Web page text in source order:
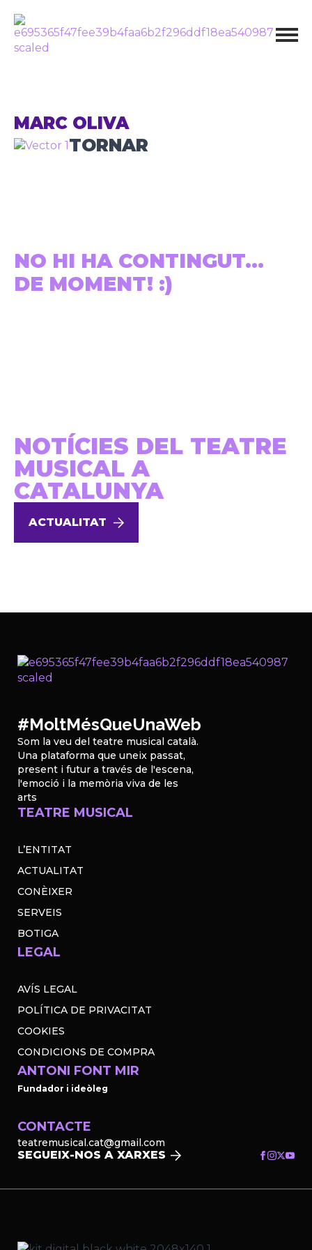
MARC OLIVA
TORNAR
NO HI HA CONTINGUT...
DE MOMENT! :)
NOTÍCIES DEL TEATRE
MUSICAL A
CATALUNYA
ACTUALITAT
#MoltMésQueUnaWeb
Som la veu del teatre musical català.
Una plataforma que uneix passat,
present i futur a través de l'escena,
l'emoció i la memòria viva de les
arts
TEATRE MUSICAL
L’ENTITAT
ACTUALITAT
CONÈIXER
SERVEIS
BOTIGA
LEGAL
AVÍS LEGAL
POLÍTICA DE PRIVACITAT
COOKIES
CONDICIONS DE COMPRA
ANTONI FONT MIR
Fundador i ideòleg
CONTACTE
teatremusical.cat@gmail.com
SEGUEIX-NOS A XARXES